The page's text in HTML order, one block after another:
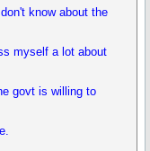
know about the
myself a lot about
govt is willing to